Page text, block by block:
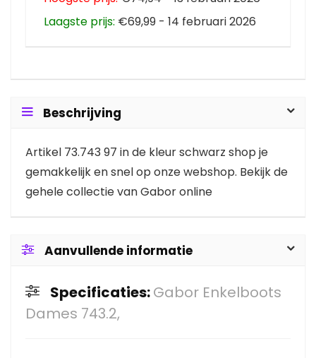
Laagste prijs: €69,99 - 14 februari 2026
Beschrijving
Artikel 73.743 97 in de kleur schwarz shop je
gemakkelijk en snel op onze webshop. Bekijk de
gehele collectie van Gabor online
Aanvullende informatie
Specificaties:Gabor Enkelboots
Dames 743.2,